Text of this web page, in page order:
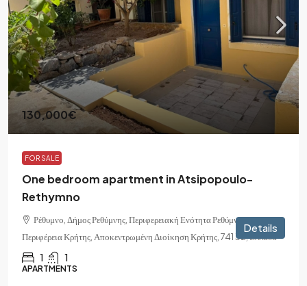
130,000€
FOR SALE
One bedroom apartment in Atsipopoulo-
Rethymno
Ρέθυμνο, Δήμος Ρεθύμνης, Περιφερειακή Ενότητα Ρεθύμνης,
Περιφέρεια Κρήτης, Αποκεντρωμένη Διοίκηση Κρήτης, 741 32, Ελλάδα
1 1
APARTMENTS
Details